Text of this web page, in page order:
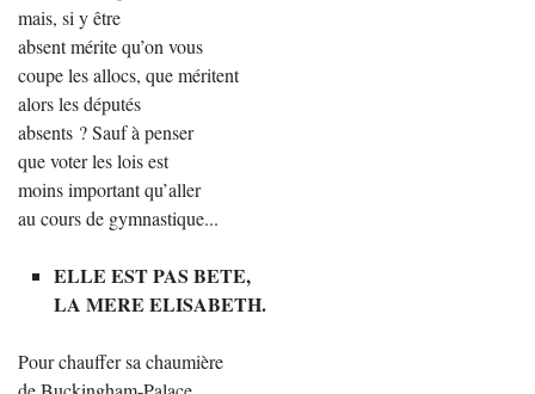
mais, si y être
absent mérite qu’on vous
coupe les allocs, que méritent
alors les députés
absents ? Sauf à penser
que voter les lois est
moins important qu’aller
au cours de gymnastique...
ELLE EST PAS BETE,
LA MERE ELISABETH.
Pour chauffer sa chaumière